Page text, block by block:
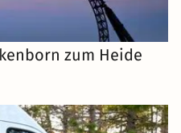
zum Heide